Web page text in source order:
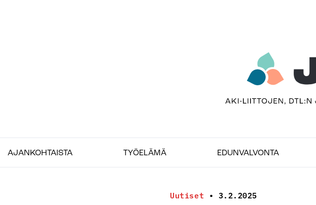
–
Jobimedia
AJANKOHTAISTA TYÖELÄMÄ EDUNVALVONTA
Uutiset • 3.2.2025